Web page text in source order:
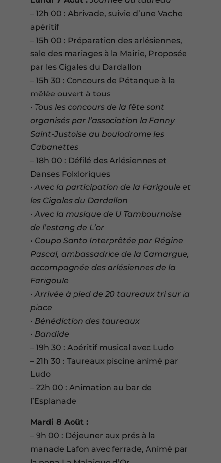
– 12h 00 : Abrivade, suivie d’une Vache
apéritif
– 15h 00 : Préparation des arlésiennes,
sale des mariages à la Mairie, Proposée
par les Cigales du Dardallon
– 15h 30 : Concours de Pétanque à la
mêlée ouvert à tous
• Tous les concours de la fête sont
organisés par l’association la Fanny
Saint-Justoise au boulodrome les
Cabanettes
– 18h 00 : Défilé des Arlésiennes et
Danses Folxloriques
• Avec la participation de la Farigoule et
les Cigales du Dardallon
• Avec la musique de U Tambournoise
de l’estang de L’or
• Coupo Santo Interprêtée par Régine
Pascal, ambassadrice de la Camargue,
accompagnée des arlésiennes de la
Farigoule
• Arrivée à pied de 20 taureaux tri sur la
place
• Bénédiction des taureaux
• Bandide
– 19h 30 : Apéritif musical avec Ludo
– 21h 30 : Taureaux piscine animé par
Ludo
– 22h 00 : Animation au bar de
l’Esplanade
Mardi 8 Août :
– 9h 00 : Déjeuner aux prés à la
manade Lafon avec ferrade, Animé par